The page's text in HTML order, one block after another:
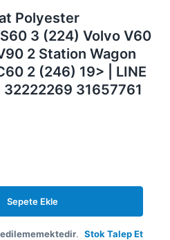
Polyester
3 (224) Volvo V60
2 Station Wagon
2 (246) 19> | LINE
31657761
Sepete Ekle
edilememektedir. Stok Talep Et